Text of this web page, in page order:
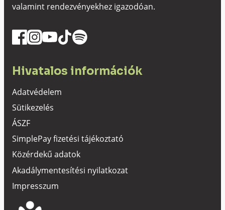
valamint rendezvényekhez igazodóan.
Hivatalos információk
Adatvédelem
Sütikezelés
ÁSZF
SimplePay fizetési tájékoztató
Közérdekű adatok
Akadálymentesítési nyilatkozat
Impresszum